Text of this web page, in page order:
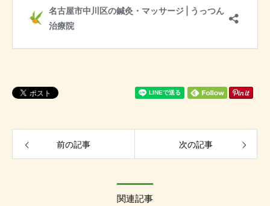
前の記事 次の記事
関連記事